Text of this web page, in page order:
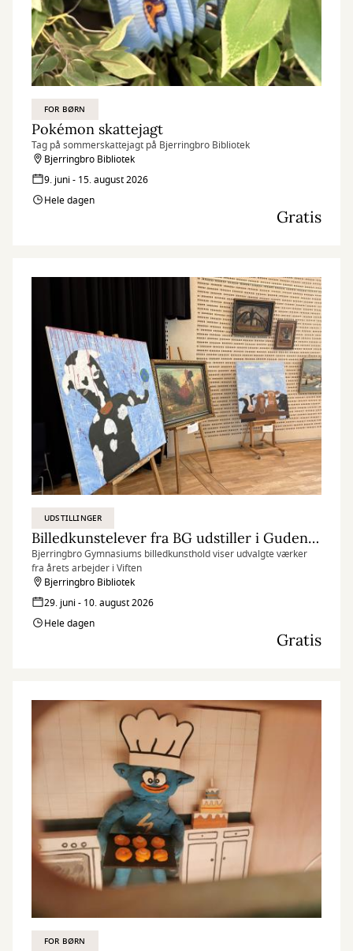
FOR BØRN
Pokémon skattejagt
Tag på sommerskattejagt på Bjerringbro Bibliotek
Bjerringbro Bibliotek
9. juni - 15. august 2026
Hele dagen
Gratis
UDSTILLINGER
Billedkunstelever fra BG udstiller i Gudenåhuset
Bjerringbro Gymnasiums billedkunsthold viser udvalgte værker
fra årets arbejder i Viften
Bjerringbro Bibliotek
29. juni - 10. august 2026
Hele dagen
Gratis
FOR BØRN